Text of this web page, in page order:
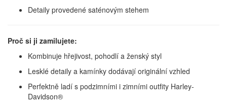
Detaily provedené saténovým stehem
Proč si ji zamilujete:
Kombinuje hřejivost, pohodlí a ženský styl
Lesklé detaily a kamínky dodávají originální vzhled
Perfektně ladí s podzimními i zimními outfity Harley-
Davidson®